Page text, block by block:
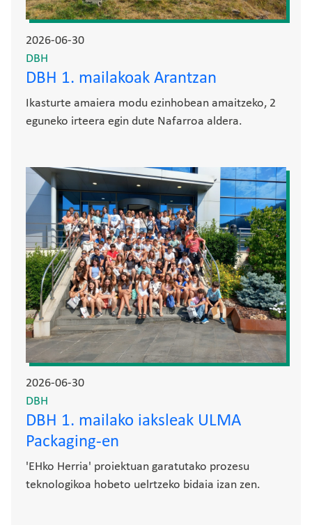
2026-06-30
DBH
DBH 1. mailakoak Arantzan
Ikasturte amaiera modu ezinhobean amaitzeko, 2
eguneko irteera egin dute Nafarroa aldera.
Irudia
2026-06-30
DBH
DBH 1. mailako iaksleak ULMA
Packaging-en
'EHko Herria' proiektuan garatutako prozesu
teknologikoa hobeto uelrtzeko bidaia izan zen.